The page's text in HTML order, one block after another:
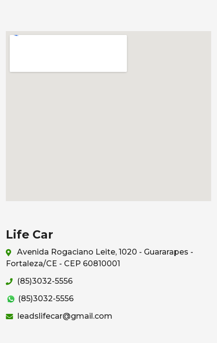
Life Car
Avenida Rogaciano Leite, 1020 - Guararapes -
Fortaleza/CE - CEP 60810001
(85)3032-5556
(85)3032-5556
leadslifecar@gmail.com